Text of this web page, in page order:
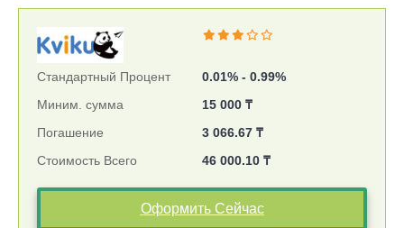
Стандартный Процент
0.01% - 0.99%
Миним. сумма
15 000 ₸
Погашение
3 066.67 ₸
Стоимость Всего
46 000.10 ₸
Оформить Сейчас